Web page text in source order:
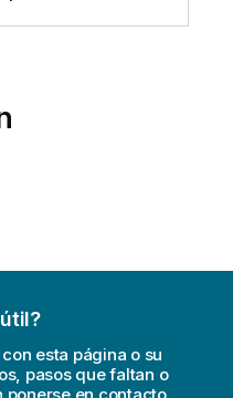
esta página o su
pasos que faltan o